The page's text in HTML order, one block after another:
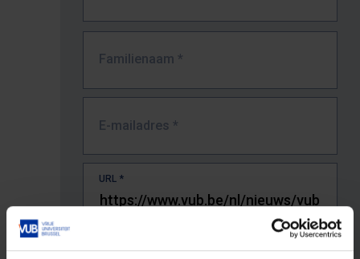
Familienaam *
E-mailadres *
URL *
De volledige URL van de pagina waar je de fout zag.